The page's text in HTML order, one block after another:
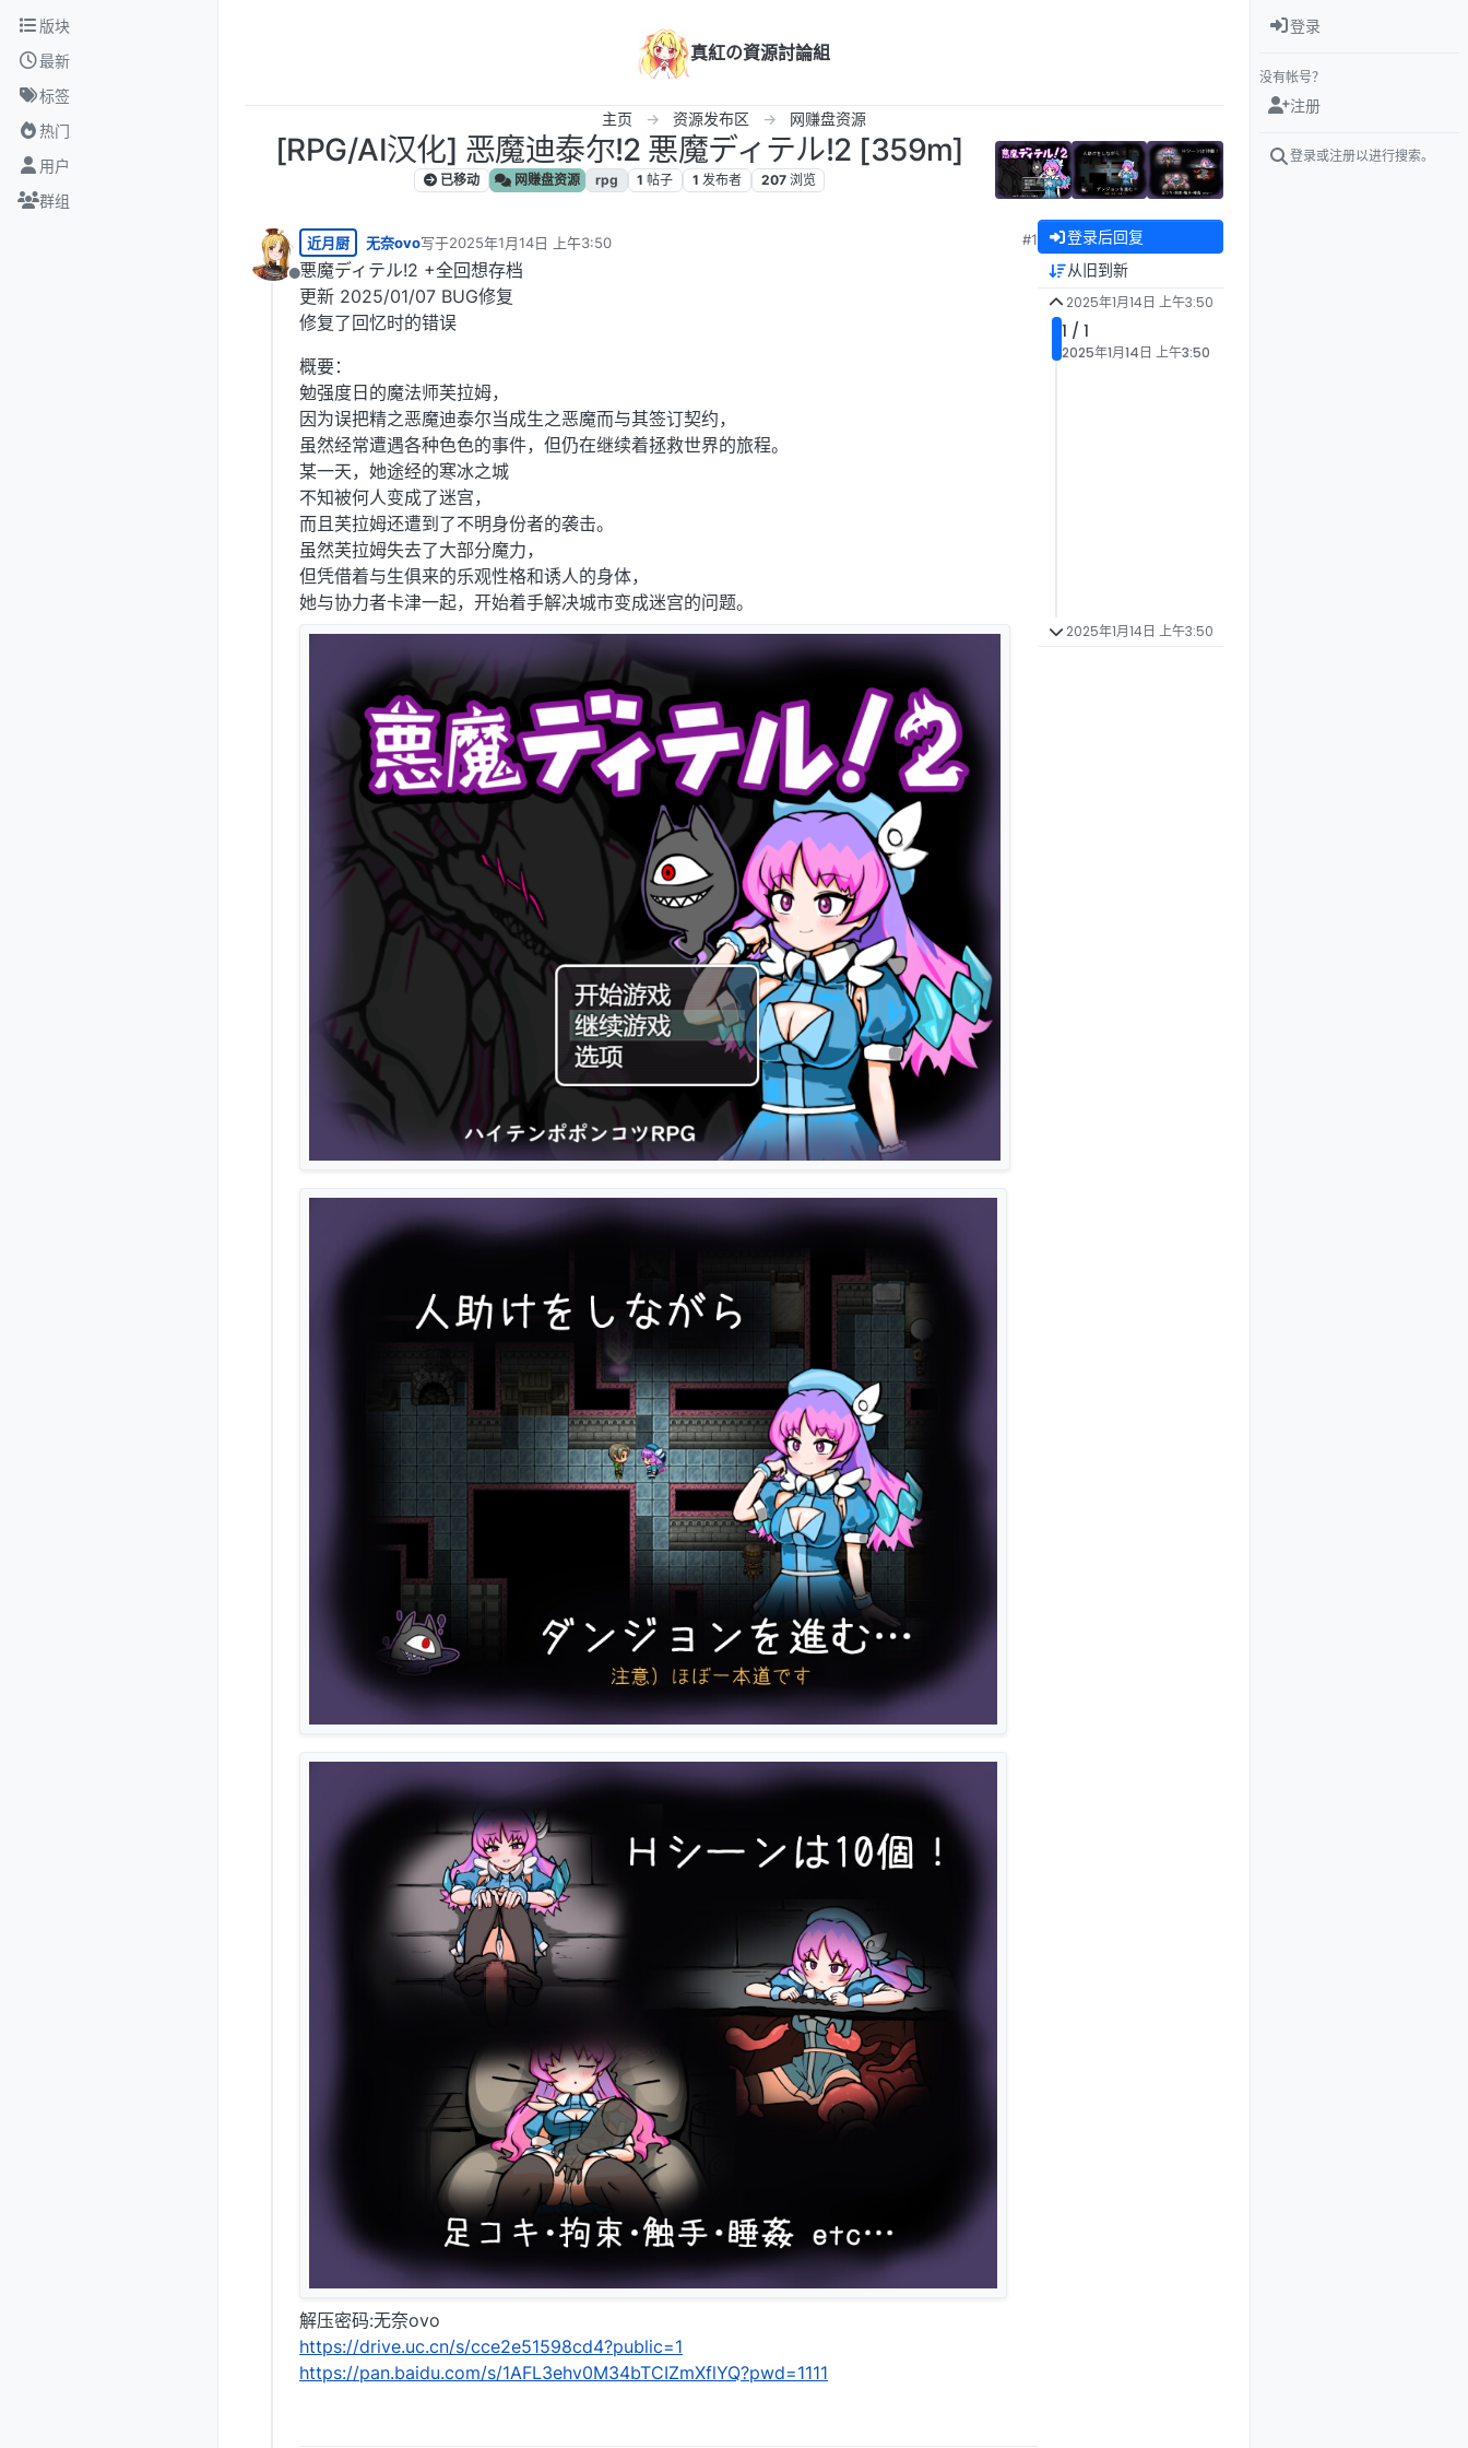
跳转至内容
版块
最新
标签
热门
用户
群组
真紅の資源討論組
主页 资源发布区 网赚盘资源
[RPG/AI汉化] 恶魔迪泰尔!2 悪魔ディテル!2 [359m]
已移动 网赚盘资源 rpg 1 帖子 1 发布者 207 浏览
离线
近月厨 无奈ovo写于2025年1月14日 上午3:50
最后由 编辑
#1
悪魔ディテル!2 +全回想存档
更新 2025/01/07 BUG修复
修复了回忆时的错误
概要：
勉强度日的魔法师芙拉姆，
因为误把精之恶魔迪泰尔当成生之恶魔而与其签订契约，
虽然经常遭遇各种色色的事件，但仍在继续着拯救世界的旅程。
某一天，她途经的寒冰之城
不知被何人变成了迷宫，
而且芙拉姆还遭到了不明身份者的袭击。
虽然芙拉姆失去了大部分魔力，
但凭借着与生俱来的乐观性格和诱人的身体，
她与协力者卡津一起，开始着手解决城市变成迷宫的问题。
解压密码:无奈ovo
https://drive.uc.cn/s/cce2e51598cd4?public=1
https://pan.baidu.com/s/1AFL3ehv0M34bTCIZmXflYQ?pwd=1111
登录后回复
从旧到新
2025年1月14日 上午3:50
1 / 1
2025年1月14日 上午3:50
2025年1月14日 上午3:50
登录
没有帐号？
注册
登录或注册以进行搜索。